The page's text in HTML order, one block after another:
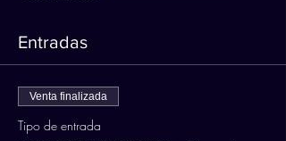
Entradas
Venta finalizada
Tipo de entrada